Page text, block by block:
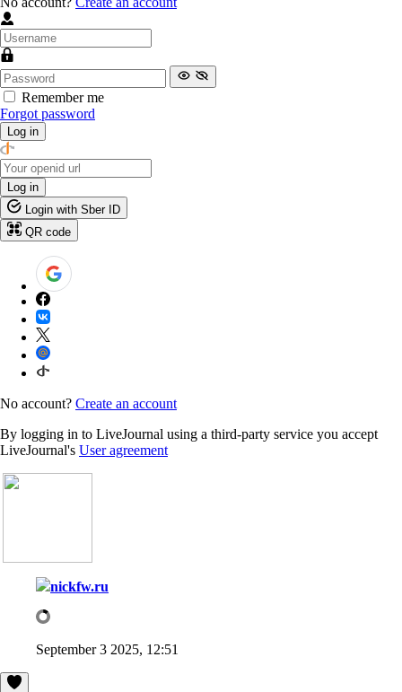
Remember me
Forgot password
Log in
Log in
Login with Sber ID
QR code
No account? Create an account
By logging in to LiveJournal using a third-party service you accept
LiveJournal's User agreement
nickfw.ru
September 3 2025, 12:51